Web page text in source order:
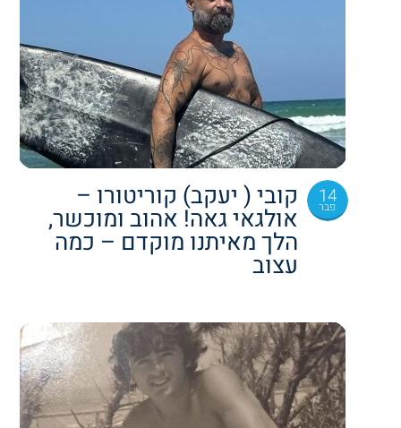
14
פבר קובי ( יעקב) קוריטורו –
אולגאי גאה! אהוב ומוכשר,
הלך מאיתנו מוקדם – כמה
עצוב